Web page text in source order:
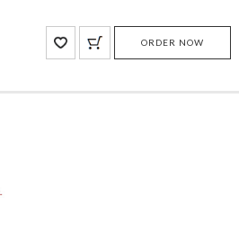
ORDER NOW